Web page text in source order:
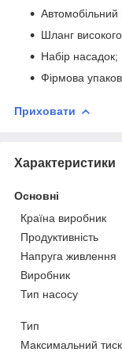
Шланг
Набір насадок;
Фірмова
Приховати
Характеристики
Основні
Країна виробник
Продуктивність
Напруга живлення
Виробник
Тип насосу
Тип
Максимальний тиск